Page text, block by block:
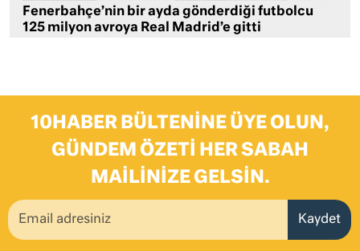
Fenerbahçe’nin bir ayda gönderdiği futbolcu
125 milyon avroya Real Madrid’e gitti
10HABER BÜLTENINE ÜYE OLUN,
GÜNDEM ÖZETI HER SABAH
MAILINIZE GELSIN.
Kaydet